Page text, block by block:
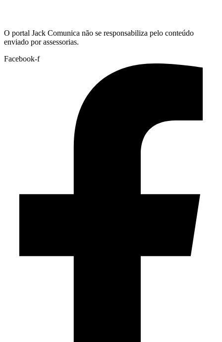
O portal Jack Comunica não se responsabiliza pelo conteúdo
enviado por assessorias.
Facebook-f